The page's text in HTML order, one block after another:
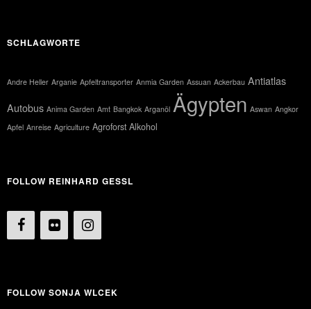
SCHLAGWORTE
Andre Heller Arganie Apfeltransporter Anmia Garden Assuan Ackerbau Antiatlas
Autobus Anima Garden Amt Bangkok Arganöl Ägypten Aswan Angkor
Apfel Anreise Agriculture Agroforst Alkohol
FOLLOW REINHARD GESSL
FOLLOW SONJA WLCEK